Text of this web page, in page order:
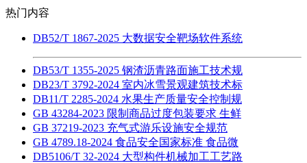
热门内容
DB52/T 1867-2025 大数据安全靶场软件系统
DB53/T 1355-2025 钢渣沥青路面施工技术规
DB23/T 3792-2024 室内冰雪景观建筑技术标
DB11/T 2285-2024 水果生产质量安全控制规
GB 43284-2023 限制商品过度包装要求 生鲜
GB 37219-2023 充气式游乐设施安全规范
GB 4789.18-2024 食品安全国家标准 食品微
DB5106/T 32-2024 大型构件机械加工工艺路